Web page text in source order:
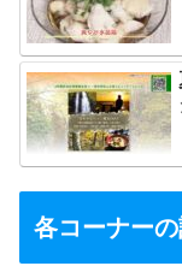
各コーナー